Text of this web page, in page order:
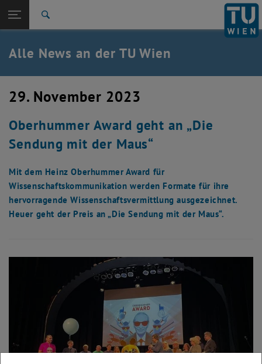
TU Login
Quicklinks
Quicklinks-Menü umschalten
Studium
Karriere
Zurück: Subseiten von TU Wien Startseite auflisten
Zurück zur letzten Ebene:
TU Wien Startseite
Übersicht
Alle News an der TU Wien
29. November 2023
Oberhummer Award geht an „Die
Sendung mit der Maus“
Mit dem Heinz Oberhummer Award für
Wissenschaftskommunikation werden Formate für ihre
hervorragende Wissenschaftsvermittlung ausgezeichnet.
Heuer geht der Preis an „Die Sendung mit der Maus“.